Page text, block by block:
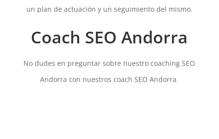
un plan de actuación y un seguimiento del mismo.
Coach SEO Andorra
No dudes en preguntar sobre nuestro coaching SEO
Andorra con nuestros coach SEO Andorra.